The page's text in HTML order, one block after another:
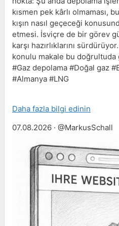
kısmen pek kârlı olmaması,
kışın nasıl geçeceği
etmesi. İsviçre de bir görev
karşı hazırlıklarını
konulu makale bu
#Gaz depolama #Doğal gaz
#Almanya #LNG
Daha fazla bilgi edinin
07.08.2026 · @MarkusSchall